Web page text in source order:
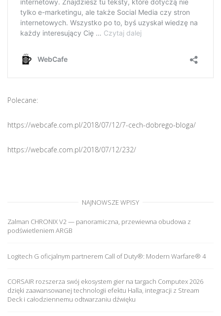
Polecane:
https://webcafe.com.pl/2018/07/12/7-cech-dobrego-bloga/
https://webcafe.com.pl/2018/07/12/232/
NAJNOWSZE WPISY
Zalman CHRONIX V2 — panoramiczna, przewiewna obudowa z
podświetleniem ARGB
Logitech G oficjalnym partnerem Call of Duty®: Modern Warfare® 4
CORSAIR rozszerza swój ekosystem gier na targach Computex 2026
dzięki zaawansowanej technologii efektu Halla, integracji z Stream
Deck i całodziennemu odtwarzaniu dźwięku